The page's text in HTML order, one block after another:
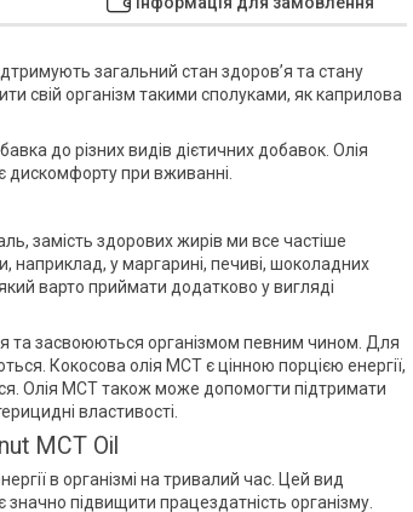
загальний стан здоров’я та стану
свій організм такими сполуками, як каприлова
до різних видів дієтичних добавок. Олія
дискомфорту при вживанні.
замість здорових жирів ми все частіше
наприклад, у маргарині, печиві, шоколадних
варто приймати додатково у вигляді
та засвоюються організмом певним чином. Для
Кокосова олія MCT є цінною порцією енергії,
Олія MCT також може допомогти підтримати
властивості.
MCT Oil
в організмі на тривалий час. Цей вид
підвищити працездатність організму.